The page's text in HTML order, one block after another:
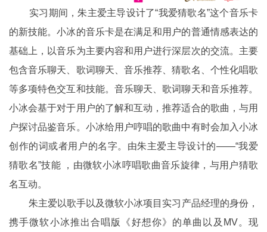
实习期间，朱主爱主导设计了“我爱猜歌名”这个音乐卡
的新技能。小冰的音乐卡是在满足和用户的普通情感表达的
基础上，以音乐为主要内容和用户进行深层次的交流。主要
包含音乐聊天、歌词聊天、音乐推荐、猜歌名、个性化唱歌
等多项特色交互和技能。音乐聊天、歌词聊天和音乐推荐。
小冰会基于对于用户的了解和互动，推荐适合的歌曲，与用
户探讨品鉴音乐。小冰给用户哼唱的歌曲中有时会加入小冰
创作的词或者用户的名字。由朱主爱主导设计的——“我爱
猜歌名”技能 ，由微软小冰哼唱歌曲音乐旋律，与用户猜歌
名互动。
朱主爱以歌手以及微软小冰项目实习产品经理的身份，
携手微软小冰推出合唱版《好想你》的单曲以及MV。现